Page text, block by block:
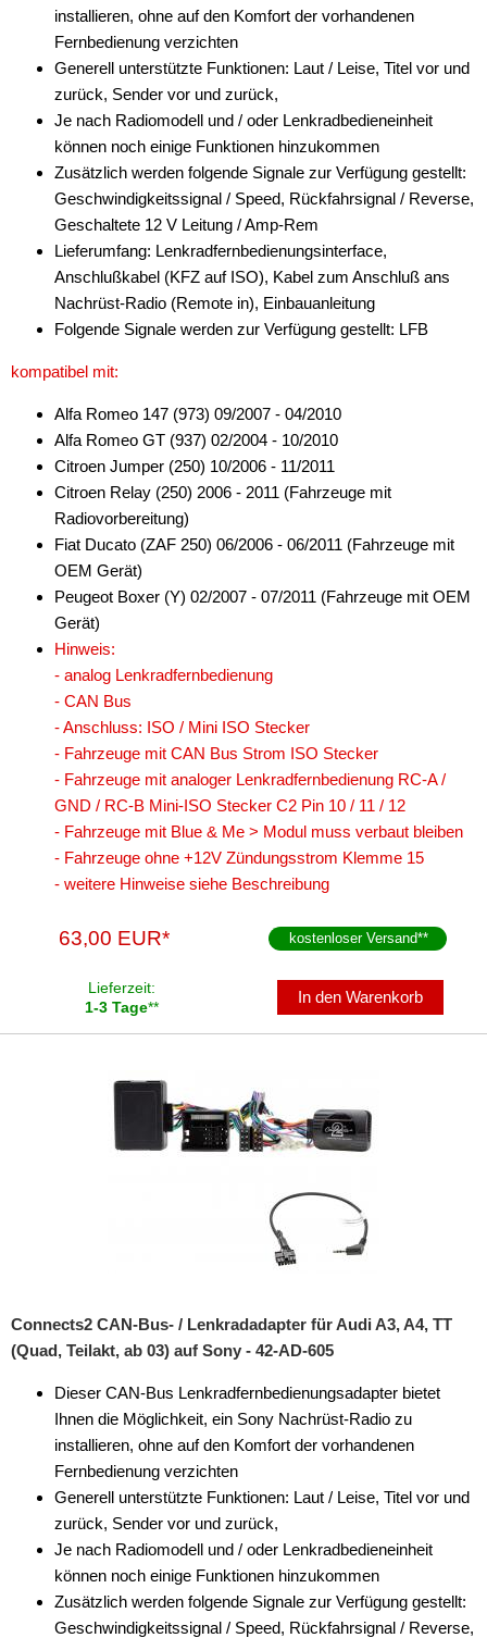
Verstärker-Zubehör
Vorverstärkeradapter
Wechsler-Zubehör
Werkstatt
installieren, ohne auf den Komfort der vorhandenen
Fernbedienung verzichten
Generell unterstützte Funktionen: Laut / Leise, Titel vor und
zurück, Sender vor und zurück,
Je nach Radiomodell und / oder Lenkradbedieneinheit
können noch einige Funktionen hinzukommen
Zusätzlich werden folgende Signale zur Verfügung gestellt:
Geschwindigkeitssignal / Speed, Rückfahrsignal / Reverse,
Geschaltete 12 V Leitung / Amp-Rem
Lieferumfang: Lenkradfernbedienungsinterface,
Anschlußkabel (KFZ auf ISO), Kabel zum Anschluß ans
Nachrüst-Radio (Remote in), Einbauanleitung
Folgende Signale werden zur Verfügung gestellt: LFB
kompatibel mit:
Alfa Romeo 147 (973) 09/2007 - 04/2010
Alfa Romeo GT (937) 02/2004 - 10/2010
Citroen Jumper (250) 10/2006 - 11/2011
Citroen Relay (250) 2006 - 2011 (Fahrzeuge mit
Radiovorbereitung)
Fiat Ducato (ZAF 250) 06/2006 - 06/2011 (Fahrzeuge mit
OEM Gerät)
Peugeot Boxer (Y) 02/2007 - 07/2011 (Fahrzeuge mit OEM
Gerät)
Hinweis:
- analog Lenkradfernbedienung
- CAN Bus
- Anschluss: ISO / Mini ISO Stecker
- Fahrzeuge mit CAN Bus Strom ISO Stecker
- Fahrzeuge mit analoger Lenkradfernbedienung RC-A /
GND / RC-B Mini-ISO Stecker C2 Pin 10 / 11 / 12
- Fahrzeuge mit Blue & Me > Modul muss verbaut bleiben
- Fahrzeuge ohne +12V Zündungsstrom Klemme 15
- weitere Hinweise siehe Beschreibung
63,00 EUR* kostenloser Versand**
Lieferzeit:
1-3 Tage**
In den Warenkorb
Connects2 CAN-Bus- / Lenkradadapter für Audi A3, A4, TT
(Quad, Teilakt, ab 03) auf Sony - 42-AD-605
Dieser CAN-Bus Lenkradfernbedienungsadapter bietet
Ihnen die Möglichkeit, ein Sony Nachrüst-Radio zu
installieren, ohne auf den Komfort der vorhandenen
Fernbedienung verzichten
Generell unterstützte Funktionen: Laut / Leise, Titel vor und
zurück, Sender vor und zurück,
Je nach Radiomodell und / oder Lenkradbedieneinheit
können noch einige Funktionen hinzukommen
Zusätzlich werden folgende Signale zur Verfügung gestellt:
Geschwindigkeitssignal / Speed, Rückfahrsignal / Reverse,